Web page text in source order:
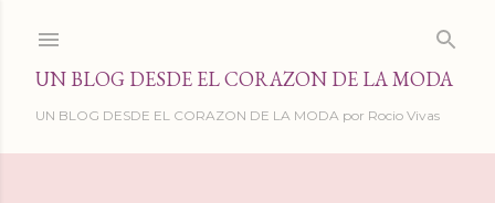
UN BLOG DESDE EL CORAZON DE LA MODA
UN BLOG DESDE EL CORAZON DE LA MODA por Rocio Vivas